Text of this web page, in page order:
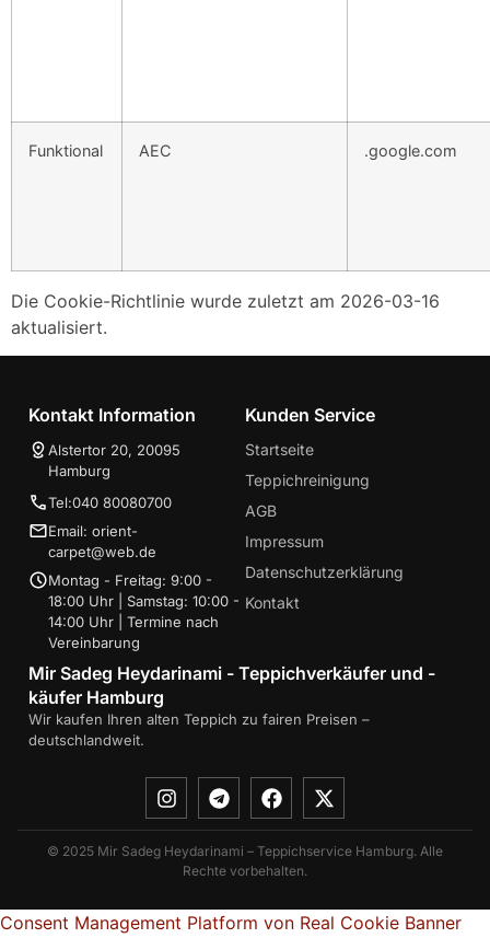
Funktional AEC .google.com
Die Cookie-Richtlinie wurde zuletzt am 2026-03-16
aktualisiert.
Mir Sadeg Heydarinami - Teppichverkäufer und -
käufer Hamburg
Wir kaufen Ihren alten Teppich zu fairen Preisen –
deutschlandweit.
Kontakt Information
Alstertor 20, 20095
Hamburg
Tel:040 80080700
Email: orient-
carpet@web.de
Montag - Freitag: 9:00 -
18:00 Uhr | Samstag: 10:00 -
14:00 Uhr | Termine nach
Vereinbarung
Kunden Service
Startseite
Teppichreinigung
AGB
Impressum
Datenschutzerklärung
Kontakt
© 2025 Mir Sadeg Heydarinami – Teppichservice Hamburg. Alle
Rechte vorbehalten.
Consent Management Platform von Real Cookie Banner